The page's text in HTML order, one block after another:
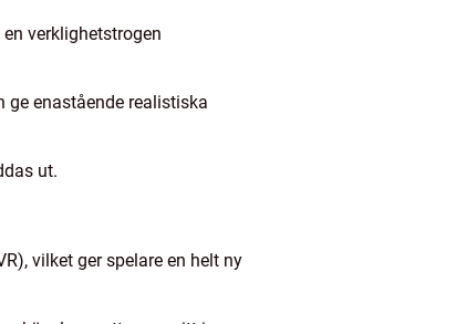
verklighetstrogen
enastående realistiska
ut.
vilket ger spelare en helt ny